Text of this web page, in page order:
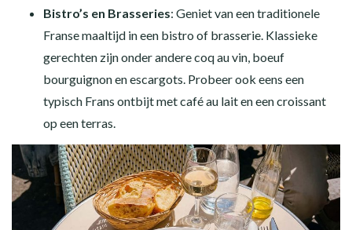
Bistro’s en Brasseries: Geniet van een traditionele
Franse maaltijd in een bistro of brasserie. Klassieke
gerechten zijn onder andere coq au vin, boeuf
bourguignon en escargots. Probeer ook eens een
typisch Frans ontbijt met café au lait en een croissant
op een terras.